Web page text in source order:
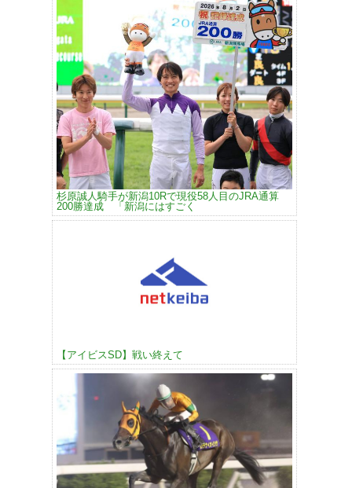
杉原誠人騎手が新潟10Rで現役58人目のJRA通算
200勝達成 「新潟にはすごく
【アイビスSD】戦い終えて